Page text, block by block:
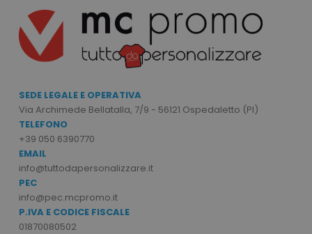
SEDE LEGALE E OPERATIVA
Via Archimede Bellatalla, 7/9 - 56121 Ospedaletto (PI)
TELEFONO
+39 050 6390770
EMAIL
info@tuttodapersonalizzare.it
PEC
info@pec.mcpromo.it
P.IVA E CODICE FISCALE
01870080502
Targeting
Funzionalità
Non classificati
l'accesso dell'utente e la gestione dell'account.
Il sito web non può essere utilizzato
correttamente senza i cookie strettamente
utm_source
mage-cache-sessid